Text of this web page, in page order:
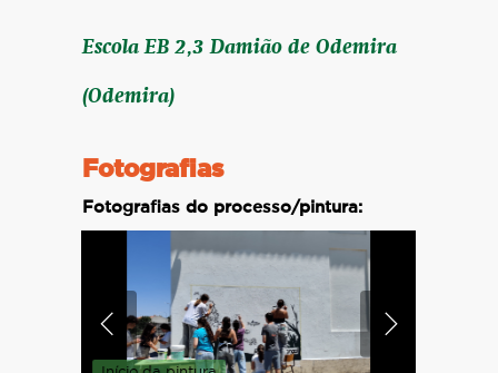
Escola EB 2,3 Damião de Odemira
(Odemira)
Fotografias
Fotografias do processo/pintura: